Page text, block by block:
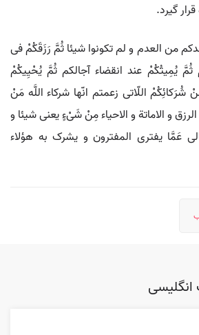
گیرد.
من العدم و لم تکونوا شیئا ثُمَّ رَزَقَکُمْ فی
ثُمَّ یُمِیتُکُمْ عند انقضاء آجالکم ثُمَّ یُحْیِیکُمْ
اللّاتی زعمتم انّها شرکاء اللَّه مَنْ
و الاماتة و الاحیاء مِنْ شَیْ‌ءٍ یعنی شیئا و
عَمَّا یفتری المفترون و یشرک به هؤلاء
انگلیسی